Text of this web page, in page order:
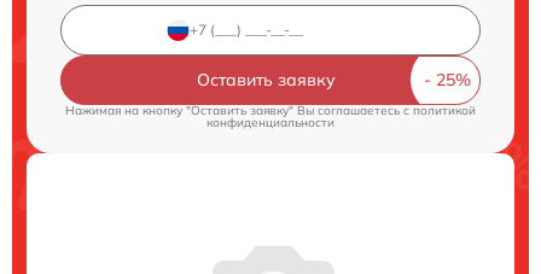
Оставить заявку
Нажимая на кнопку "Оставить заявку" Вы соглашаетесь cполитикой
конфиденциальности